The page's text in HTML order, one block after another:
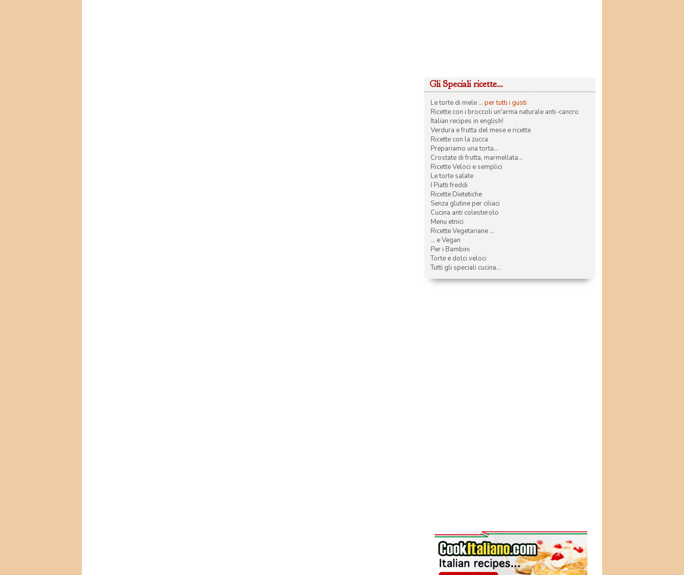
Gli Speciali ricette...
Le torte di mele ... per tutti i gusti
Ricette con i broccoli un'arma naturale anti-cancro
Italian recipes in english!
Verdura e frutta del mese e ricette
Ricette con la zucca
Prepariamo una torta...
Crostate di frutta, marmellata...
Ricette Veloci e semplici
Le torte salate
I Piatti freddi
Ricette Dietetiche
Senza glutine per ciliaci
Cucina anti colesterolo
Menu etnici
Ricette Vegetariane ...
... e Vegan
Per i Bambini
Torte e dolci veloci
Tutti gli speciali cucina...